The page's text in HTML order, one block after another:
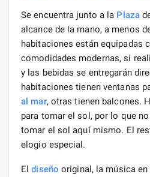
Se encuentra junto a la Plaza
alcance de la mano, a menos
habitaciones están equipadas
comodidades modernas, si
y las bebidas se entregarán
habitaciones tienen ventanas
al mar, otras tienen balcones.
para tomar el sol, por lo que
tomar el sol aquí mismo. El
elogio especial.
Eldiseño original, la música